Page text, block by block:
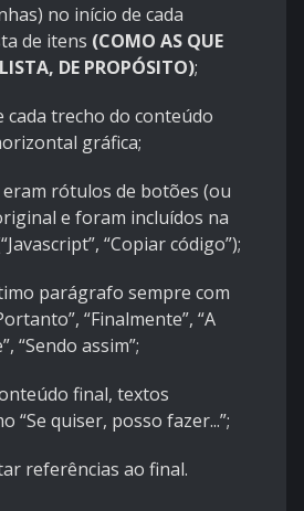
no início de cada
de itens (COMO AS QUE
DE PROPÓSITO);
trecho do conteúdo
gráfica;
eram rótulos de botões (ou
e foram incluídos na
“Copiar código”);
parágrafo sempre com
“Finalmente”, “A
“Sendo assim”;
final, textos
“Se quiser, posso fazer...”;
referências ao final.